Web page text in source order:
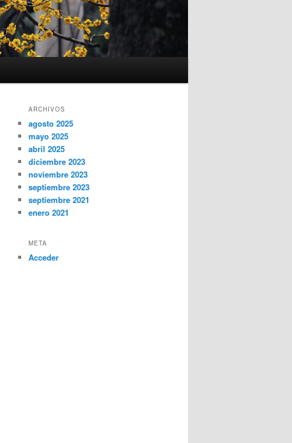
ARCHIVOS
agosto 2025
mayo 2025
abril 2025
diciembre 2023
noviembre 2023
septiembre 2023
septiembre 2021
enero 2021
META
Acceder